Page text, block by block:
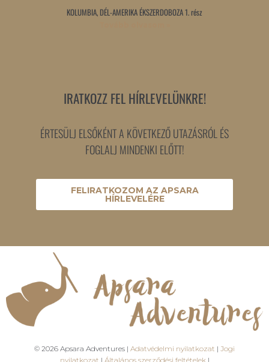
KOLUMBIA, DÉL-AMERIKA ÉKSZERDOBOZA 1. rész
IRATKOZZ FEL HÍRLEVELÜNKRE!
ÉRTESÜLJ ELSŐKÉNT A KÖVETKEZŐ UTAZÁSRÓL ÉS
FOGLALJ MINDENKI ELŐTT!
FELIRATKOZOM AZ APSARA
HÍRLEVELÉRE
© 2026 Apsara Adventures | Adatvédelmi nyilatkozat | Jogi
nyilatkozat | Általános szerződési feltételek |